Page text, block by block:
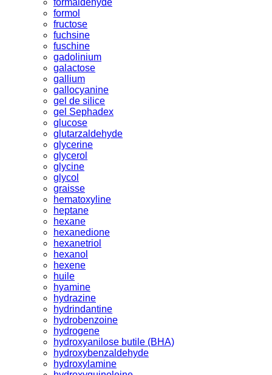
formol
fructose
fuchsine
fuschine
gadolinium
galactose
gallium
gallocyanine
gel de silice
gel Sephadex
glucose
glutarzaldehyde
glycerine
glycerol
glycine
glycol
graisse
hematoxyline
heptane
hexane
hexanedione
hexanetriol
hexanol
hexene
huile
hyamine
hydrazine
hydrindantine
hydrobenzoine
hydrogene
hydroxyanilose butile (BHA)
hydroxybenzaldehyde
hydroxylamine